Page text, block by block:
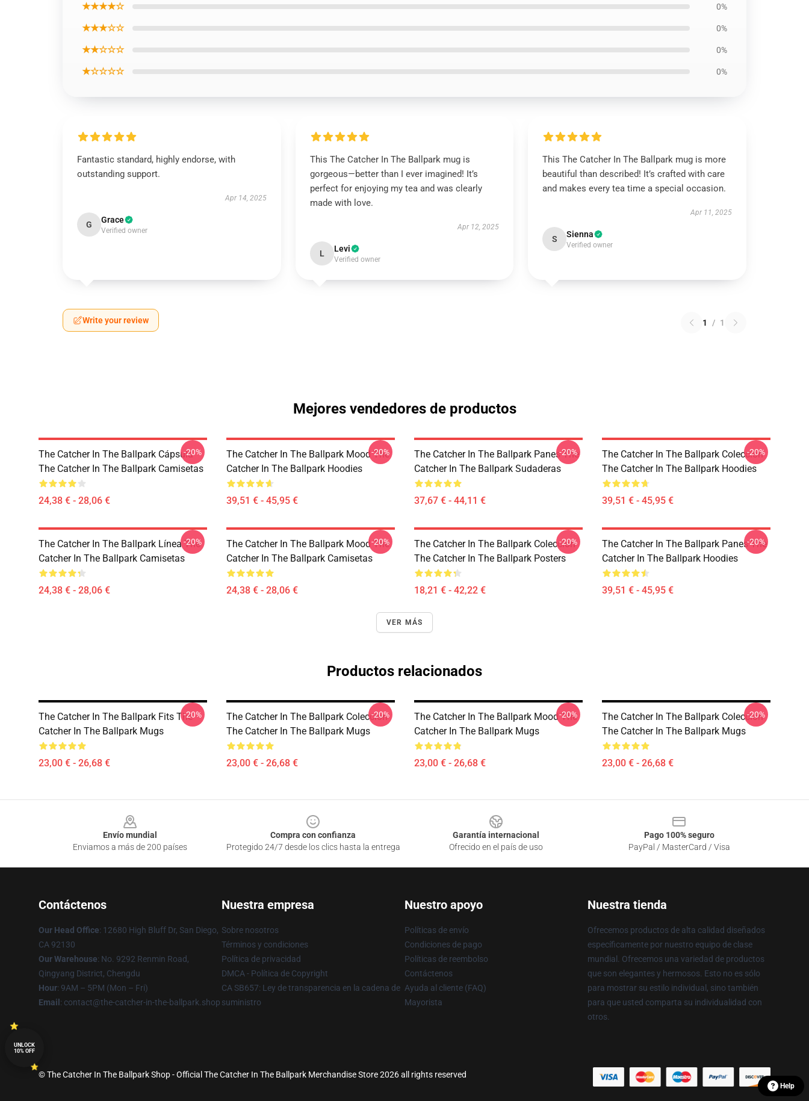
★★★★☆ 0%
★★★☆☆ 0%
★★☆☆☆ 0%
★☆☆☆☆ 0%
Fantastic standard, highly endorse, with
outstanding support.
Apr 14, 2025
G Grace
Verified owner
This The Catcher In The Ballpark mug is
gorgeous—better than I ever imagined! It’s
perfect for enjoying my tea and was clearly
made with love.
Apr 12, 2025
L Levi
Verified owner
This The Catcher In The Ballpark mug is more
beautiful than described! It’s crafted with care
and makes every tea time a special occasion.
Apr 11, 2025
S Sienna
Verified owner
Write your review 1 / 1
Mejores vendedores de productos
The Catcher In The Ballpark Cápsula
The Catcher In The Ballpark Camisetas
24,38 € - 28,06 €
-20%
The Catcher In The Ballpark Mood The
Catcher In The Ballpark Hoodies
39,51 € - 45,95 €
-20%
The Catcher In The Ballpark Panes The
Catcher In The Ballpark Sudaderas
37,67 € - 44,11 €
-20%
The Catcher In The Ballpark Colección
The Catcher In The Ballpark Hoodies
39,51 € - 45,95 €
-20%
The Catcher In The Ballpark Línea The
Catcher In The Ballpark Camisetas
24,38 € - 28,06 €
-20%
The Catcher In The Ballpark Mood The
Catcher In The Ballpark Camisetas
24,38 € - 28,06 €
-20%
The Catcher In The Ballpark Colección
The Catcher In The Ballpark Posters
18,21 € - 42,22 €
-20%
The Catcher In The Ballpark Panes The
Catcher In The Ballpark Hoodies
39,51 € - 45,95 €
-20%
VER MÁS
Productos relacionados
The Catcher In The Ballpark Fits The
Catcher In The Ballpark Mugs
23,00 € - 26,68 €
-20%
The Catcher In The Ballpark Colección
The Catcher In The Ballpark Mugs
23,00 € - 26,68 €
-20%
The Catcher In The Ballpark Mood The
Catcher In The Ballpark Mugs
23,00 € - 26,68 €
-20%
The Catcher In The Ballpark Colección
The Catcher In The Ballpark Mugs
23,00 € - 26,68 €
-20%
Envío mundial
Enviamos a más de 200 países
Compra con confianza
Protegido 24/7 desde los clics hasta la entrega
Garantía internacional
Ofrecido en el país de uso
Pago 100% seguro
PayPal / MasterCard / Visa
Contáctenos
Our Head Office: 12680 High Bluff Dr, San Diego,
CA 92130
Our Warehouse: No. 9292 Renmin Road,
Qingyang District, Chengdu
Hour: 9AM – 5PM (Mon – Fri)
Email : contact@the-catcher-in-the-ballpark.shop
Nuestra empresa
Sobre nosotros
Términos y condiciones
Política de privacidad
DMCA - Política de Copyright
CA SB657: Ley de transparencia en la cadena de
suministro
Nuestro apoyo
Políticas de envío
Condiciones de pago
Políticas de reembolso
Contáctenos
Ayuda al cliente (FAQ)
Mayorista
Nuestra tienda
Ofrecemos productos de alta calidad diseñados
específicamente por nuestro equipo de clase
mundial. Ofrecemos una variedad de productos
que son elegantes y hermosos. Esto no es sólo
para mostrar su estilo individual, sino también
para que usted comparta su individualidad con
otros.
© The Catcher In The Ballpark Shop - Official The Catcher In The Ballpark Merchandise Store 2026 all rights reserved
Help
UNLOCK
10% OFF